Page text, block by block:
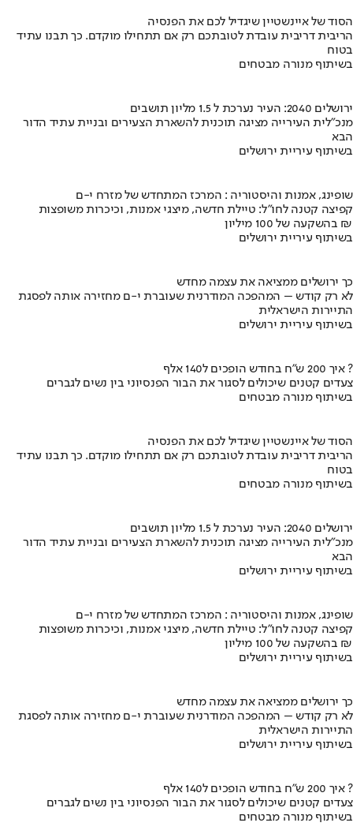
הסוד של איינשטיין שיגדיל לכם את הפנסיה
הריבית דריבית עובדת לטובתכם רק אם תתחילו מוקדם. כך תבנו עתיד
בטוח
בשיתוף מנורה מבטחים
ירושלים 2040: העיר נערכת ל 1.5 מליון תושבים
מנכ"לית העירייה מציגה תוכנית להשארת הצעירים ובניית עתיד הדור
הבא
בשיתוף עיריית ירושלים
שופינג, אמנות והיסטוריה : המרכז המתחדש של מזרח י-ם
קפיצה קטנה לחו"ל: טיילת חדשה, מיצגי אמנות, וכיכרות משופצות
בהשקעה של 100 מיליון ₪
בשיתוף עיריית ירושלים
כך ירושלים ממציאה את עצמה מחדש
לא רק קודש – המהפכה המודרנית שעוברת י-ם מחזירה אותה לפסגת
התיירות הישראלית
בשיתוף עיריית ירושלים
איך 200 ש"ח בחודש הופכים ל140 אלף ?
צעדים קטנים שיכולים לסגור את הבור הפנסיוני בין נשים לגברים
בשיתוף מנורה מבטחים
הסוד של איינשטיין שיגדיל לכם את הפנסיה
הריבית דריבית עובדת לטובתכם רק אם תתחילו מוקדם. כך תבנו עתיד
בטוח
בשיתוף מנורה מבטחים
ירושלים 2040: העיר נערכת ל 1.5 מליון תושבים
מנכ"לית העירייה מציגה תוכנית להשארת הצעירים ובניית עתיד הדור
הבא
בשיתוף עיריית ירושלים
שופינג, אמנות והיסטוריה : המרכז המתחדש של מזרח י-ם
קפיצה קטנה לחו"ל: טיילת חדשה, מיצגי אמנות, וכיכרות משופצות
בהשקעה של 100 מיליון ₪
בשיתוף עיריית ירושלים
כך ירושלים ממציאה את עצמה מחדש
לא רק קודש – המהפכה המודרנית שעוברת י-ם מחזירה אותה לפסגת
התיירות הישראלית
בשיתוף עיריית ירושלים
איך 200 ש"ח בחודש הופכים ל140 אלף ?
צעדים קטנים שיכולים לסגור את הבור הפנסיוני בין נשים לגברים
בשיתוף מנורה מבטחים